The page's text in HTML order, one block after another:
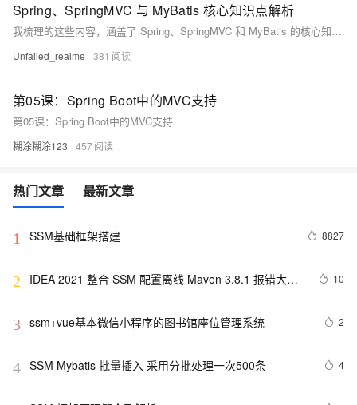
Spring、SpringMVC 与 MyBatis 核心知识点解析
我梳理的这些内容，涵盖了 Spring、SpringMVC 和 MyBatis 的核心知识点。 在 Spring 中，我了解到 IOC 是控制反转，把对象控制权交容器；DI 是依赖注入，有三种实现方式。Bean 有五种作用域，单例 bean 的线程安全问题及自动装配方式也清晰了。事务基于数据库和 AOP，有失效场景和七种传播行为。AOP 是面向切面编程，动态代理有 JDK 和 CGLIB 两种。 SpringMVC 的 11 步执行流程我烂熟于心，还有那些常用注解的用法。 MyBatis 里，#{} 和 ${} 的区别很关键，获取主键、处理字段与属性名不匹配的方法也掌握了。多表查询、动态
Unfailed_realme 381
第05课：Spring Boot中的MVC支持
第05课：Spring Boot中的MVC支持
糊涂糊涂123 457
热门文章 最新文章
1 SSM基础框架搭建 8827
2
IDEA 2021 整合 SSM 配置离线 Maven 3.8.1 报错大全
10
3 ssm+vue基本微信小程序的图书馆座位管理系统 2
4 SSM Mybatis 批量插入 采用分批处理一次500条 4